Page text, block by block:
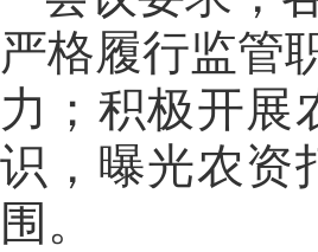
严格履行监管
力；积极开展
识，曝光农资
围。